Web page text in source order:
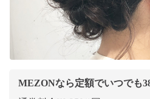
MEZONなら定額でいつでも